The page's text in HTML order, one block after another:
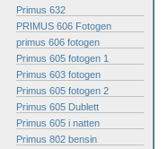
Primus 632
PRIMUS 606 Fotogen
primus 606 fotogen
Primus 605 fotogen 1
Primus 603 fotogen
Primus 605 fotogen 2
Primus 605 Dublett
Primus 605 i natten
Primus 802 bensin